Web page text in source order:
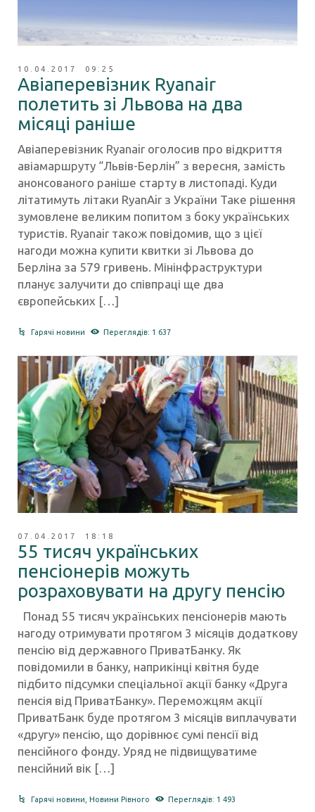
10.04.2017 09:25
Авіаперевізник Ryanair
полетить зі Львова на два
місяці раніше
Авіаперевізник Ryanair оголосив про відкриття
авіамаршруту “Львів-Берлін” з вересня, замість
анонсованого раніше старту в листопаді. Куди
літатимуть літаки RyanAir з України Таке рішення
зумовлене великим попитом з боку українських
туристів. Ryanair також повідомив, що з цієї
нагоди можна купити квитки зі Львова до
Берліна за 579 гривень. Мінінфраструктури
планує залучити до співпраці ще два
європейських […]
Гарячі новини Переглядів: 1 637
07.04.2017 18:18
55 тисяч українських
пенсіонерів можуть
розраховувати на другу пенсію
Понад 55 тисяч українських пенсіонерів мають
нагоду отримувати протягом 3 місяців додаткову
пенсію від державного ПриватБанку. Як
повідомили в банку, наприкінці квітня буде
підбито підсумки спеціальної акції банку «Друга
пенсія від ПриватБанку». Переможцям акції
ПриватБанк буде протягом 3 місяців виплачувати
«другу» пенсію, що дорівнює сумі пенсії від
пенсійного фонду. Уряд не підвищуватиме
пенсійний вік […]
Гарячі новини ,Новини Рівного Переглядів: 1 493